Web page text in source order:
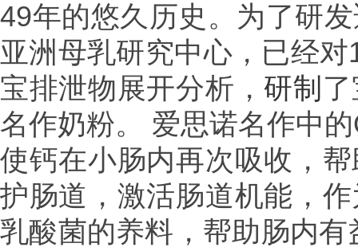
49年的悠久历史。为了研
亚洲母乳研究中心，已经对
宝排泄物展开分析，研制
名作奶粉。 爱思诺名作中的
使钙在小肠内再次吸收， 帮
护肠道，激活肠道机能，
乳酸菌的养料，帮助肠内